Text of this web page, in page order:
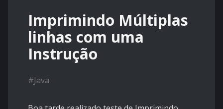
Imprimindo Múltiplas
linhas com uma
Instrução
#Java